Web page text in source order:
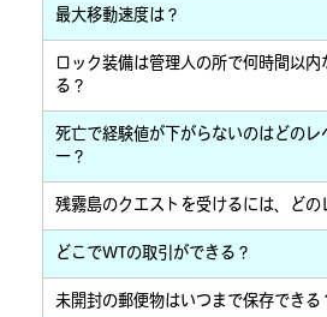
最大移動速度は？
ロック装備は管理人の所で何時間以
る？
死亡で経験値が下がらないのはどのレ
ー？
残霧島のクエストを受けるには、どの
どこでWTの取引ができる？
未開封の郵便物はいつまで保存できる